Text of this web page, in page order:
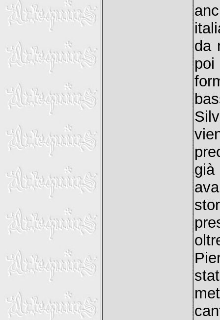
da